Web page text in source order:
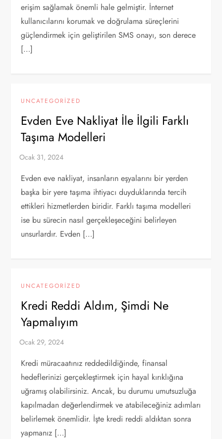
erişim sağlamak önemli hale gelmiştir. İnternet
kullanıcılarını korumak ve doğrulama süreçlerini
güçlendirmek için geliştirilen SMS onayı, son derece
[…]
UNCATEGORIZED
Evden Eve Nakliyat İle İlgili Farklı
Taşıma Modelleri
Evden eve nakliyat, insanların eşyalarını bir yerden
başka bir yere taşıma ihtiyacı duyduklarında tercih
ettikleri hizmetlerden biridir. Farklı taşıma modelleri
ise bu sürecin nasıl gerçekleşeceğini belirleyen
unsurlardır. Evden […]
UNCATEGORIZED
Kredi Reddi Aldım, Şimdi Ne
Yapmalıyım
Kredi müracaatınız reddedildiğinde, finansal
hedeflerinizi gerçekleştirmek için hayal kırıklığına
uğramış olabilirsiniz. Ancak, bu durumu umutsuzluğa
kapılmadan değerlendirmek ve atabileceğiniz adımları
belirlemek önemlidir. İşte kredi reddi aldıktan sonra
yapmanız […]